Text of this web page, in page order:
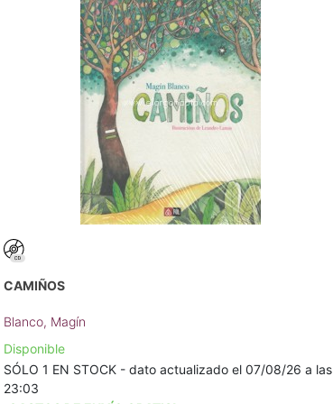
CAMIÑOS
Blanco, Magín
Disponible
SÓLO 1 EN STOCK - dato actualizado el 07/08/26 a las
23:03